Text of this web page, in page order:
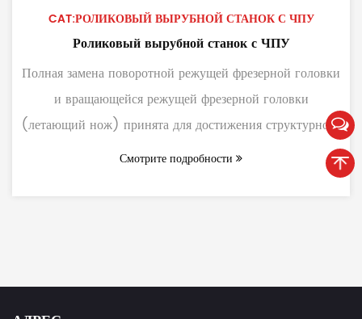
CAT:РОЛИКОВЫЙ ВЫРУБНОЙ СТАНОК С ЧПУ
Роликовый вырубной станок с ЧПУ
Полная замена поворотной режущей фрезерной головки
и вращающейся режущей фрезерной головки
(летающий нож) принята для достижения структурного
решения ...
Смотрите подробности